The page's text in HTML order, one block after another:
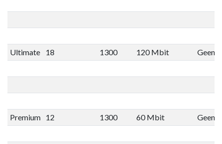
Ultimate 18 1300 120 Mbit Geen
Premium 12 1300 60 Mbit Geen